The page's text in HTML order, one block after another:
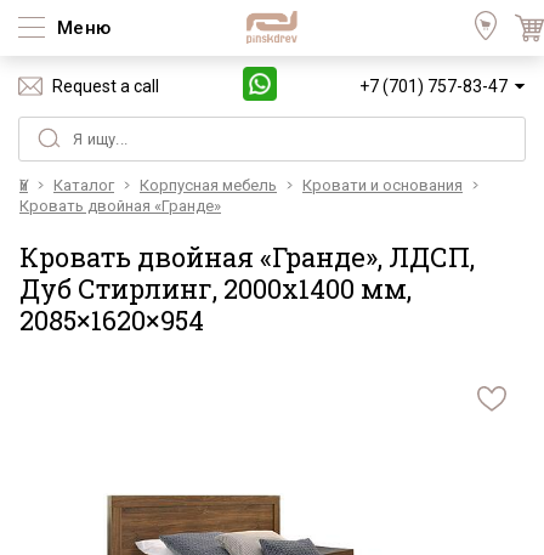
Меню
Request a call +7 (701) 757-83-47
Үй Каталог Корпусная мебель
Кровати и основания
Кровать двойная «Гранде»
Кровать двойная «Гранде», ЛДСП,
Дуб Стирлинг, 2000х1400 мм,
2085×1620×954